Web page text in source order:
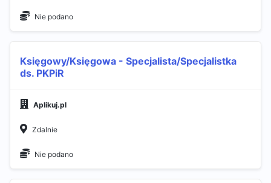
Nie podano
Księgowy/Księgowa - Specjalista/Specjalistka
ds. PKPiR
Aplikuj.pl
Zdalnie
Nie podano